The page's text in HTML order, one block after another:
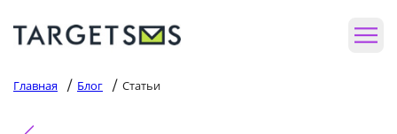
Главная / Блог / Статьи